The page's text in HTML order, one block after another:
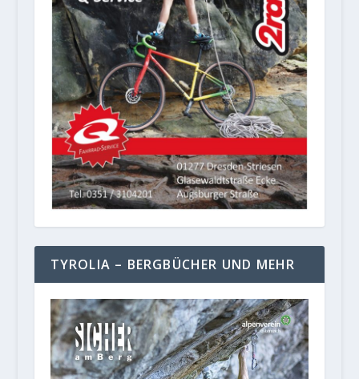
TYROLIA – BERGBÜCHER UND MEHR